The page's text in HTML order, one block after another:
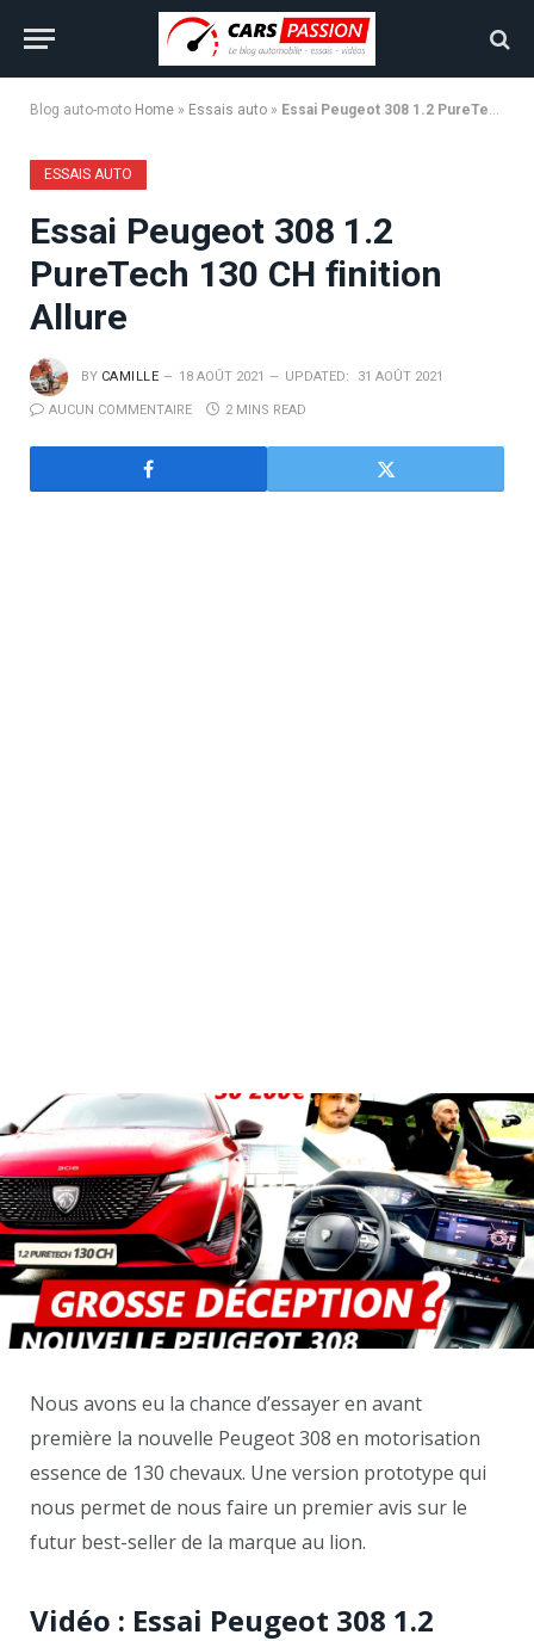
Blog auto-moto Home » Essais auto » Essai Peugeot 308 1.2 PureTech 130 CH finition Allure
ESSAIS AUTO
Essai Peugeot 308 1.2
PureTech 130 CH finition
Allure
BY CAMILLE 18 AOÛT 2021 UPDATED: 31 AOÛT 2021
AUCUN COMMENTAIRE 2 MINS READ
Nous avons eu la chance d’essayer en avant
première la nouvelle Peugeot 308 en motorisation
essence de 130 chevaux. Une version prototype qui
nous permet de nous faire un premier avis sur le
futur best-seller de la marque au lion.
Vidéo : Essai Peugeot 308 1.2